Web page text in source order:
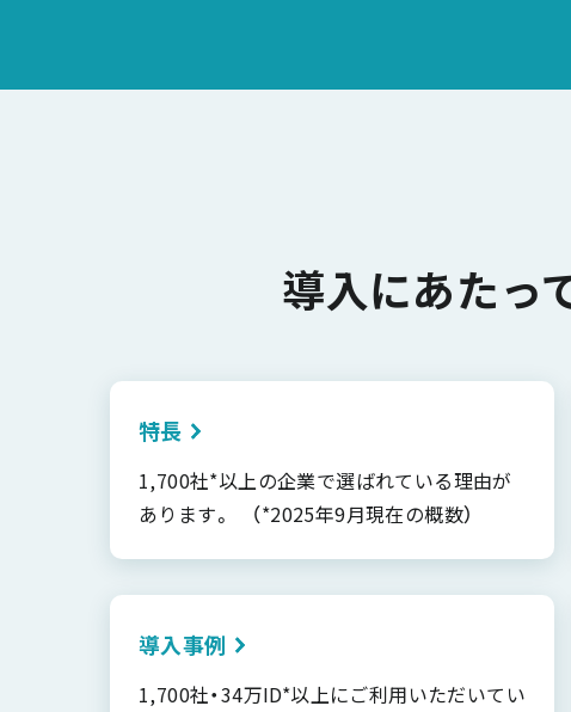
導入にあたっ
特長
1,700社*以上の企業で選ばれている理由が
あります。 （*2025年9月現在の概数）
導入事例
1,700社・34万ID*以上にご利用いただいてい